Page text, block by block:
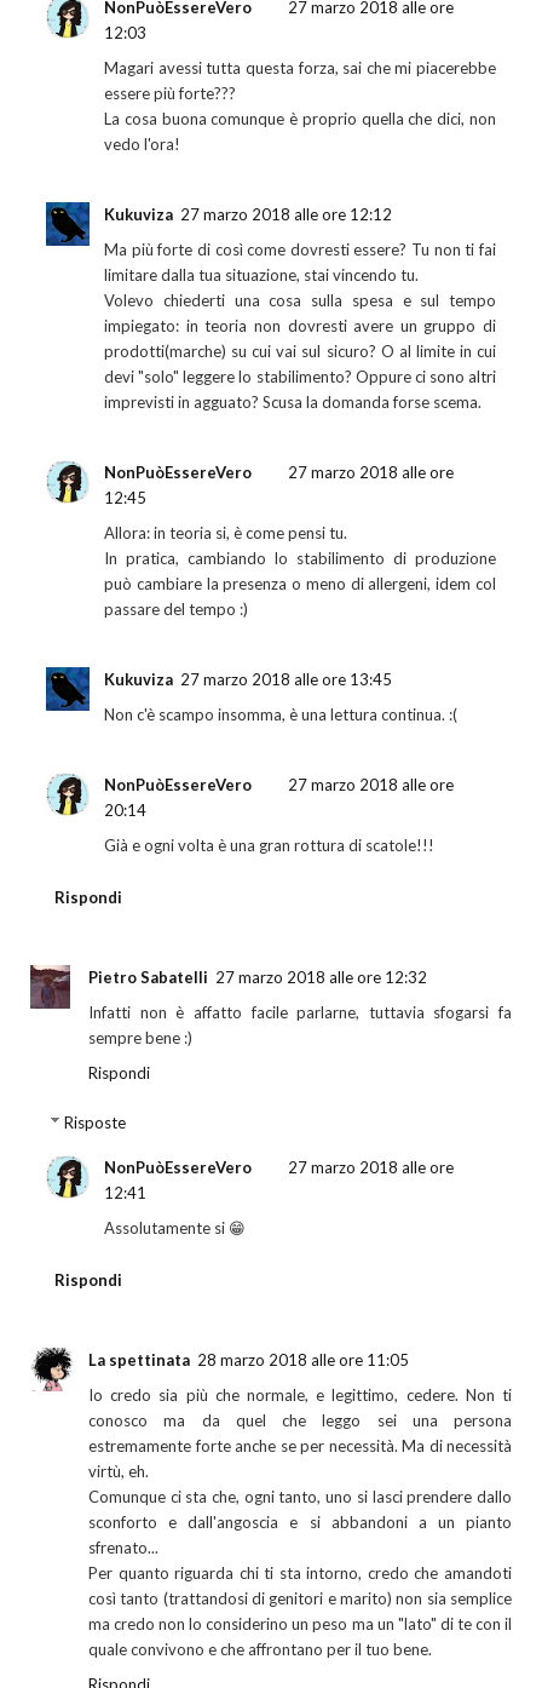
NonPuòEssereVero
27 marzo 2018 alle ore
12:03
Magari avessi tutta questa forza, sai che mi piacerebbe
essere più forte???
La cosa buona comunque è proprio quella che dici, non
vedo l'ora!
Kukuviza 27 marzo 2018 alle ore 12:12
Ma più forte di così come dovresti essere? Tu non ti fai
limitare dalla tua situazione, stai vincendo tu.
Volevo chiederti una cosa sulla spesa e sul tempo
impiegato: in teoria non dovresti avere un gruppo di
prodotti(marche) su cui vai sul sicuro? O al limite in cui
devi "solo" leggere lo stabilimento? Oppure ci sono altri
imprevisti in agguato? Scusa la domanda forse scema.
NonPuòEssereVero
27 marzo 2018 alle ore
12:45
Allora: in teoria si, è come pensi tu.
In pratica, cambiando lo stabilimento di produzione
può cambiare la presenza o meno di allergeni, idem col
passare del tempo :)
Kukuviza 27 marzo 2018 alle ore 13:45
Non c'è scampo insomma, è una lettura continua. :(
NonPuòEssereVero
27 marzo 2018 alle ore
20:14
Già e ogni volta è una gran rottura di scatole!!!
Rispondi
Pietro Sabatelli 27 marzo 2018 alle ore 12:32
Infatti non è affatto facile parlarne, tuttavia sfogarsi fa
sempre bene :)
Rispondi
Risposte
NonPuòEssereVero
27 marzo 2018 alle ore
12:41
Assolutamente si 😁
Rispondi
La spettinata 28 marzo 2018 alle ore 11:05
Io credo sia più che normale, e legittimo, cedere. Non ti
conosco ma da quel che leggo sei una persona
estremamente forte anche se per necessità. Ma di necessità
virtù, eh.
Comunque ci sta che, ogni tanto, uno si lasci prendere dallo
sconforto e dall'angoscia e si abbandoni a un pianto
sfrenato...
Per quanto riguarda chi ti sta intorno, credo che amandoti
così tanto (trattandosi di genitori e marito) non sia semplice
ma credo non lo considerino un peso ma un "lato" di te con il
quale convivono e che affrontano per il tuo bene.